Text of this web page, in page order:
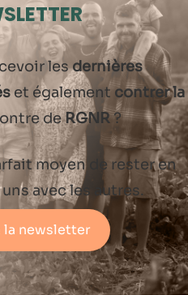
lesdernières
et également contrer la
deRGNR?
moyen de rester en
avec les autres.
la newsletter